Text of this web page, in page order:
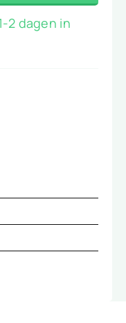
2 dagen in